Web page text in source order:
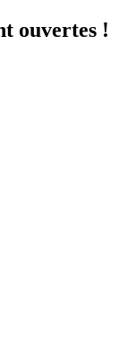
ouvertes !